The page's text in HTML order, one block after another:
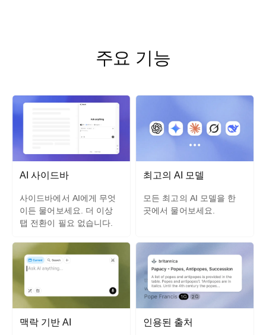
주요 기능
AI 사이드바
사이드바에서 AI에게 무엇
이든 물어보세요. 더 이상
탭 전환이 필요 없습니다.
최고의 AI 모델
모든 최고의 AI 모델을 한
곳에서 물어보세요.
맥락 기반 AI 인용된 출처